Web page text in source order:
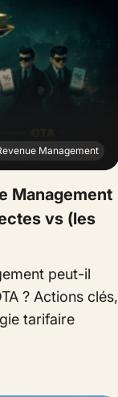
Management
Management
vs (les
peut-il
? Actions clés,
tarifaire